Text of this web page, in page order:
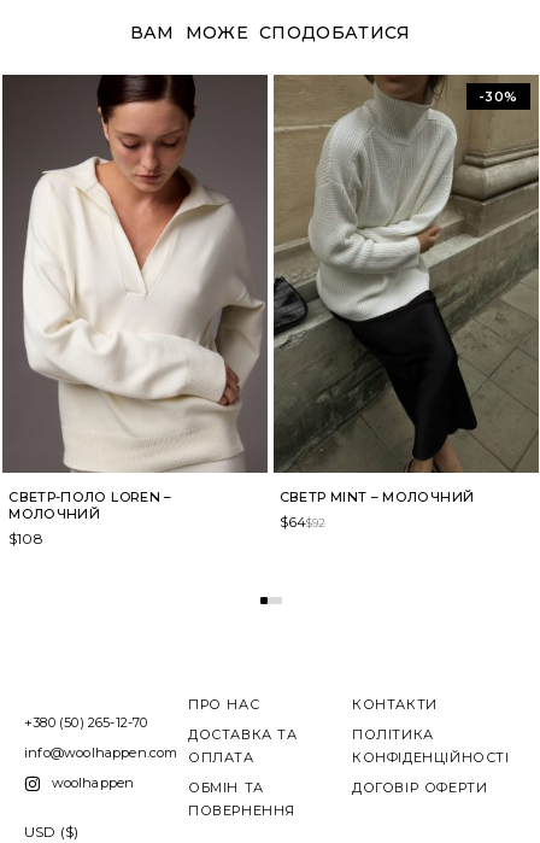
ВАМ МОЖЕ СПОДОБАТИСЯ
СВЕТР-ПОЛО LOREN –
МОЛОЧНИЙ
$108
-30%
СВЕТР MINT – МОЛОЧНИЙ
$92
$64
+380 (50) 265-12-70
info@woolhappen.com
woolhappen
USD ($)
ПРО НАС
ДОСТАВКА ТА
ОПЛАТА
ОБМІН ТА
ПОВЕРНЕННЯ
КОНТАКТИ
ПОЛІТИКА
КОНФІДЕНЦІЙНОСТІ
ДОГОВІР ОФЕРТИ